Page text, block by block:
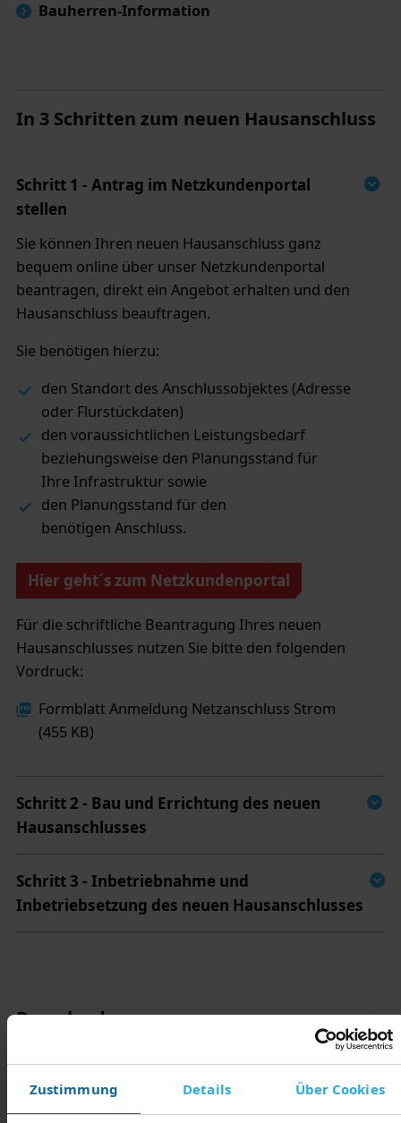
Zustimmung Details Über Cookies
Bauherren-Information
In 3 Schritten zum neuen Hausanschluss
Schritt 1 - Antrag im Netzkundenportal
stellen
Sie können Ihren neuen Hausanschluss ganz
bequem online über unser Netzkundenportal
beantragen, direkt ein Angebot erhalten und den
Hausanschluss beauftragen.
Sie benötigen hierzu:
den Standort des Anschlussobjektes (Adresse
oder Flurstückdaten)
den voraussichtlichen Leistungsbedarf
beziehungsweise den Planungsstand für
Ihre Infrastruktur sowie
den Planungsstand für den
benötigen Anschluss.
Hier geht´s zum Netzkundenportal
Für die schriftliche Beantragung Ihres neuen
Hausanschlusses nutzen Sie bitte den folgenden
Vordruck:
Formblatt Anmeldung Netzanschluss Strom
(455 KB)
Schritt 2 - Bau und Errichtung des neuen
Hausanschlusses
Schritt 3 - Inbetriebnahme und
Inbetriebsetzung des neuen Hausanschlusses
Downloads
Formblatt Anmeldung Netzanschluss Strom (455